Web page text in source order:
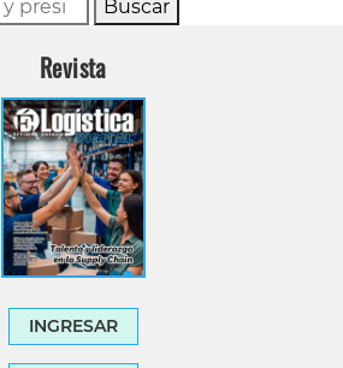
Buscar
Revista
INGRESAR